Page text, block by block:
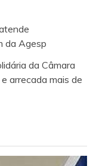
da Agesp
da Câmara
arrecada mais de